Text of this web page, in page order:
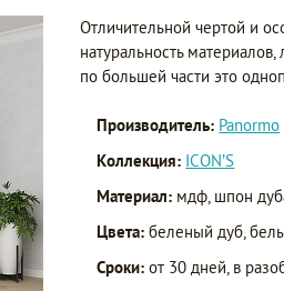
Отличительной чертой и
натуральность
по большей части это
Производитель: Panormo
Коллекция: ICON’S
Материал: мдф, шпон
Цвета: беленый дуб,
Сроки: от 30 дней, в